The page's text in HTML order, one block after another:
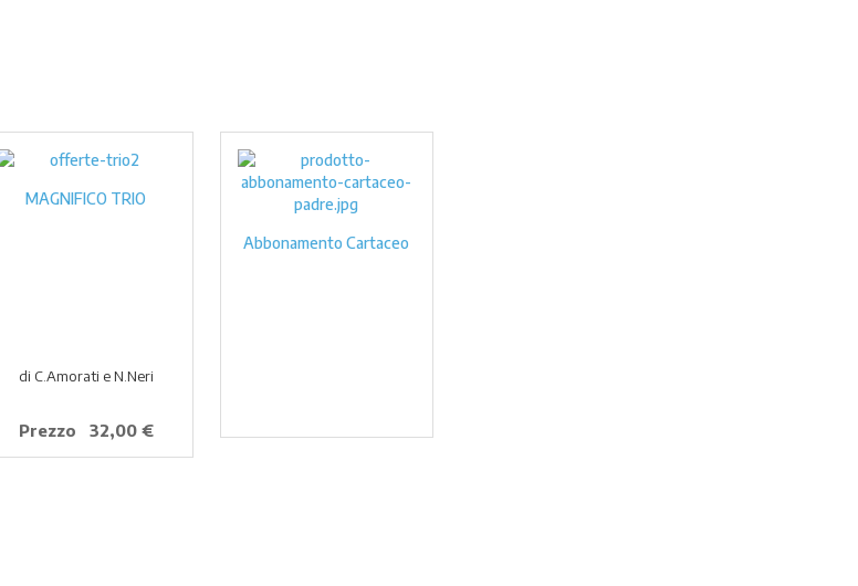
MAGNIFICO TRIO
di C.Amorati e N.Neri
Prezzo 32,00 €
Abbonamento Cartaceo